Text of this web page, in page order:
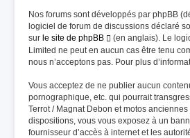
Nos forums sont développés par phpBB
logiciel de forum de discussions déclaré
sur le site de phpBB
(en anglais). Le
Limited ne peut en aucun cas être tenu
nous n’acceptons pas. Pour plus
Vous acceptez de ne publier aucun
pornographique, etc. qui pourrait
Terrot / Magnat Debon et motos
dispositions, vous vous exposez à un
fournisseur d’accès à internet et les